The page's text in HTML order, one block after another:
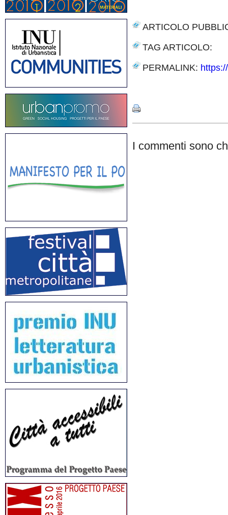
ARTICOLO
TAG ARTICOLO:
PERMALINK:
I commenti sono